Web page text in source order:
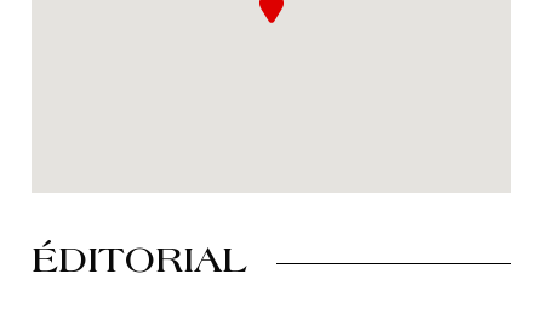
ÉDITORIAL